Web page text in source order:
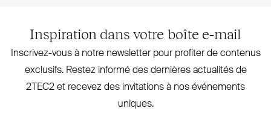
Inspiration dans votre boîte e‑mail
Inscrivez-vous à notre newsletter pour profiter de contenus
exclusifs. Restez informé des dernières actualités de
2TEC2 et recevez des invi­tations à nos évé­nements
uniques.